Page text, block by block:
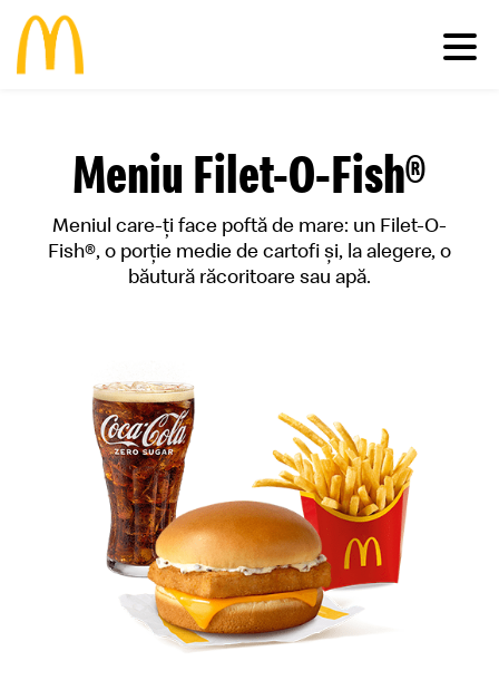
Pui
Vită
Porc
produsele >
Deserturi
Salate
Micul Dejun
Gustări
Familie
Happy Meal®
Comunitate
Impactul economic în România
#cevabundestiut
Meniu Filet-O-Fish®
Meniul care-ți face poftă de mare: un Filet-O-
Fish®, o porţie medie de cartofi şi, la alegere, o
băutură răcoritoare sau apă.